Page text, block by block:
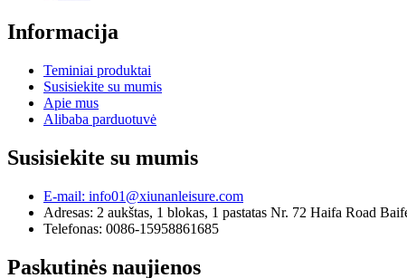
Informacija
Teminiai produktai
Susisiekite su mumis
Apie mus
Alibaba parduotuvė
Susisiekite su mumis
E-mail: info01@xiunanleisure.com
Adresas: 2 aukštas, 1 blokas, 1 pastatas Nr. 72 Haifa Road
Telefonas: 0086-15958861685
Paskutinės naujienos